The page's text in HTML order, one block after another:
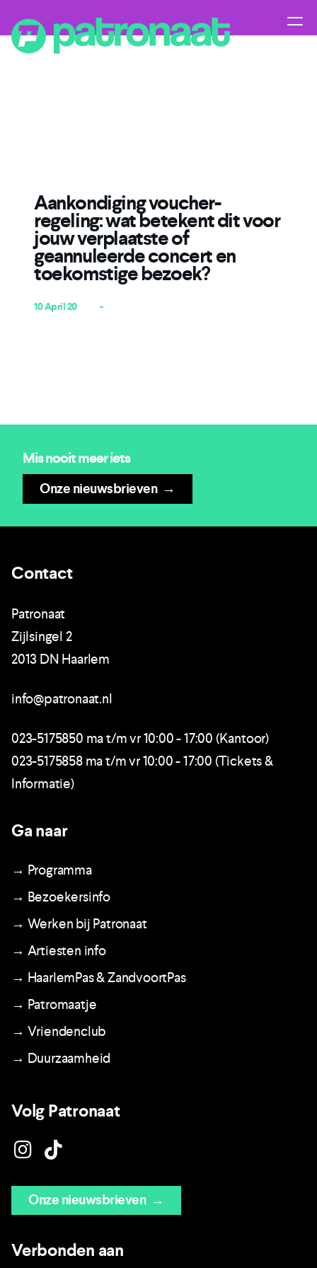
Aankondiging voucher-
regeling: wat betekent dit voor
jouw verplaatste of
geannuleerde concert en
toekomstige bezoek?
10 April 20 -
Mis nooit meer iets
Onze nieuwsbrieven→
Contact
Patronaat
Zijlsingel 2
2013 DN Haarlem
info@patronaat.nl
023-5175850 ma t/m vr 10:00 - 17:00 (Kantoor)
023-5175858 ma t/m vr 10:00 - 17:00 (Tickets &
Informatie)
Ga naar
→ Programma
→ Bezoekersinfo
→ Werken bij Patronaat
→ Artiesten info
→ HaarlemPas & ZandvoortPas
→ Patromaatje
→ Vriendenclub
→ Duurzaamheid
Volg Patronaat
Onze nieuwsbrieven→
Verbonden aan